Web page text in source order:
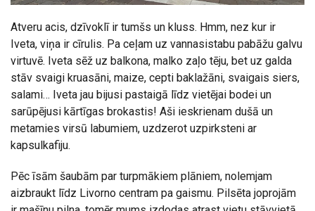
Atveru acis, dzīvoklī ir tumšs un kluss. Hmm, nez kur ir
Iveta, viņa ir cīrulis. Pa ceļam uz vannasistabu pabāžu galvu
virtuvē. Iveta sēž uz balkona, malko zaļo tēju, bet uz galda
stāv svaigi kruasāni, maize, cepti baklažāni, svaigais siers,
salami… Iveta jau bijusi pastaigā līdz vietējai bodei un
sarūpējusi kārtīgas brokastis! Aši ieskrienam dušā un
metamies virsū labumiem, uzdzerot uzpirksteni ar
kapsulkafiju.
Pēc īsām šaubām par turpmākiem plāniem, nolemjam
aizbraukt līdz Livorno centram pa gaismu. Pilsēta joprojām